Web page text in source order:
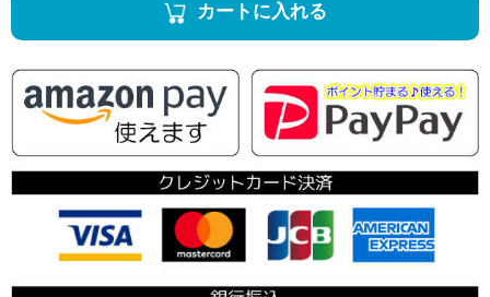
カートに入れる